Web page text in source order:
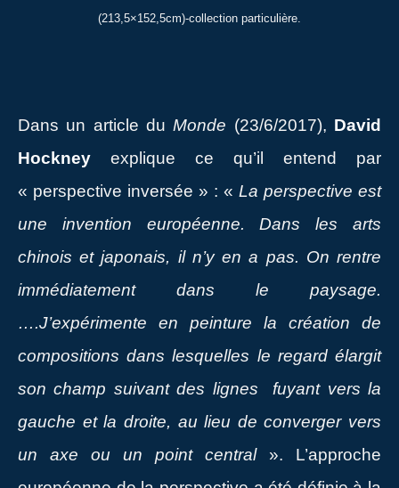
(213,5×152,5cm)-collection particulière.
Dans un article duMonde (23/6/2017), David
Hockney explique ce qu’il entend par
« perspective inversée » : « La perspective est
une invention européenne. Dans les arts
chinois et japonais, il n’y en a pas. On rentre
immédiatement dans le paysage.
….J’expérimente en peinture la création de
compositions dans lesquelles le regard élargit
son champ suivant des lignes fuyant vers la
gauche et la droite, au lieu de converger vers
un axe ou un point central ». L’approche